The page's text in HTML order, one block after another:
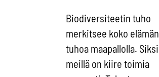
Biodiversiteetin tuho
merkitsee koko elämän
tuhoa maapallolla. Siksi
meillä on kiire toimia